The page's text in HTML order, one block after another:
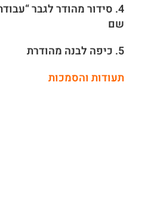
4. סידור מהודר לגבר
שם
5. כיפה לבנה מהודרת
תעודות והסמכות